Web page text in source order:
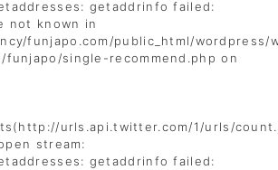
getaddrinfo failed:
not known in
funjapo.com/public_html/wordpress/
single-recommend.php on
urls.api.twitter.com/1/urls/
stream:
getaddrinfo failed: